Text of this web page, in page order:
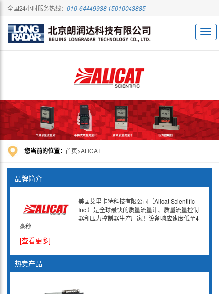
全国24小时服务热线： 010-64449938 15010043885
您当前的位置： 首页 ALICAT
品牌简介
美国艾里卡特科技有限公司（Alicat Scientific
Inc.）是全球最快的质量流量计、质量流量控制
器和压力控制器生产厂家！设备响应速度低至4
毫秒
[查看更多]
热卖产品